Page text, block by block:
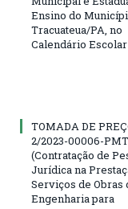
Ensino do
Tracuateua/PA, no
Calendário Escolar
TOMADA DE
2/2023-00006-PMT
(Contratação de
Jurídica na
Serviços de Obras
Engenharia para